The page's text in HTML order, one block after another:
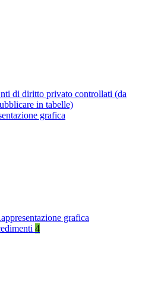
di diritto privato controllati (da
in tabelle)
grafica
grafica
4